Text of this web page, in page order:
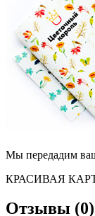
Мы передадим
КРАСИВАЯ
Отзывы (0)